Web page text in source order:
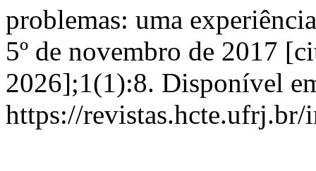
problemas: uma
5º de novembro de 2017
2026];1(1):8. Disponível
https://